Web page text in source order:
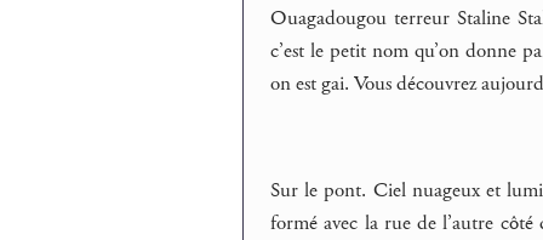
Ouagadougou terreur Staline
c’est le petit nom qu’on donne
on est gai. Vous découvrez
Sur le pont. Ciel nuageux et
formé avec la rue de l’autre côté